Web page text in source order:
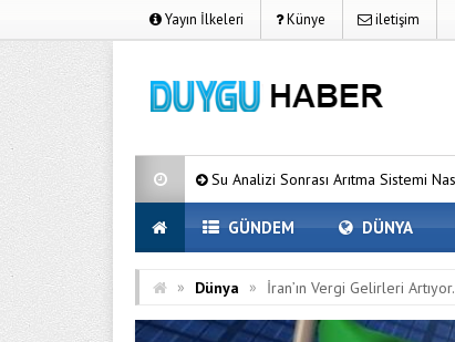
Yayın İlkeleri Künye iletişim
Su Analizi Sonrası Arıtma Sistemi Nasıl Planlanır?
GÜNDEM DÜNYA
» Dünya » İran’ın Vergi Gelirleri Artıyor.